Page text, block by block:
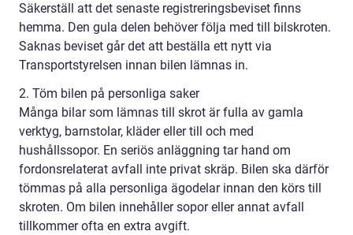
Säkerställ att det senaste registreringsbeviset finns
hemma. Den gula delen behöver följa med till bilskroten.
Saknas beviset går det att beställa ett nytt via
Transportstyrelsen innan bilen lämnas in.
2. Töm bilen på personliga saker
Många bilar som lämnas till skrot är fulla av gamla
verktyg, barnstolar, kläder eller till och med
hushållssopor. En seriös anläggning tar hand om
fordonsrelaterat avfall inte privat skräp. Bilen ska därför
tömmas på alla personliga ägodelar innan den körs till
skroten. Om bilen innehåller sopor eller annat avfall
tillkommer ofta en extra avgift.